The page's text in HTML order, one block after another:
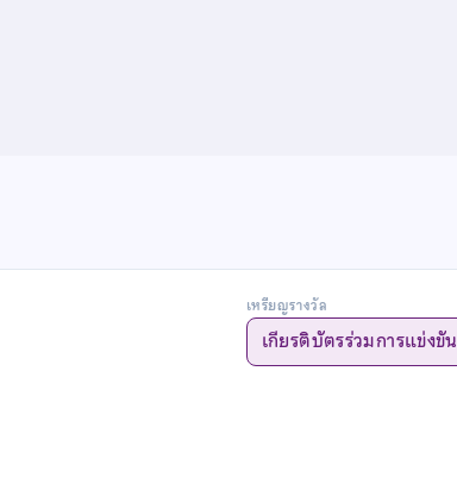
เหรียญรางวัล
เกียรติบัตรร่วมการแข่งขัน